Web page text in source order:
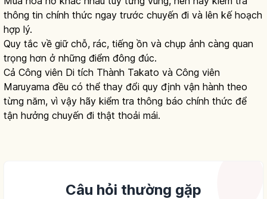
thông tin chính thức ngay trước chuyến đi và lên kế hoạch
hợp lý.
Quy tắc về giữ chỗ, rác, tiếng ồn và chụp ảnh càng quan
trọng hơn ở những điểm đông đúc.
Cả Công viên Di tích Thành Takato và Công viên
Maruyama đều có thể thay đổi quy định vận hành theo
từng năm, vì vậy hãy kiểm tra thông báo chính thức để
tận hưởng chuyến đi thật thoải mái.
Câu hỏi thường gặp